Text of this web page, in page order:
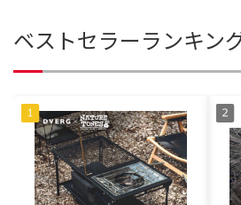
ベストセラーランキン